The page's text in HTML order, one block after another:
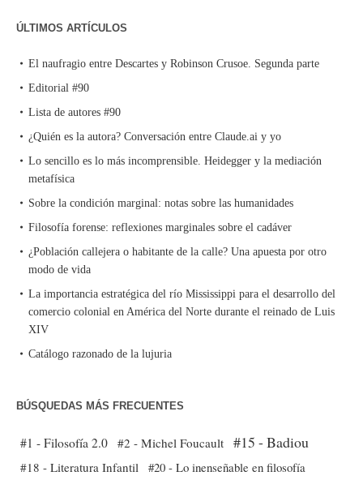
ÚLTIMOS ARTÍCULOS
El naufragio entre Descartes y Robinson Crusoe. Segunda parte
Editorial #90
Lista de autores #90
¿Quién es la autora? Conversación entre Claude.ai y yo
Lo sencillo es lo más incomprensible. Heidegger y la mediación
metafísica
Sobre la condición marginal: notas sobre las humanidades
Filosofía forense: reflexiones marginales sobre el cadáver
¿Población callejera o habitante de la calle? Una apuesta por otro
modo de vida
La importancia estratégica del río Mississippi para el desarrollo del
comercio colonial en América del Norte durante el reinado de Luis
XIV
Catálogo razonado de la lujuria
BÚSQUEDAS MÁS FRECUENTES
#1 - Filosofía 2.0 #2 - Michel Foucault #15 - Badiou
#18 - Literatura Infantil #20 - Lo inenseñable en filosofía